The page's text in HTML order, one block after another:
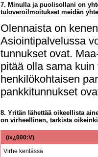
7. Minulla ja puolisollani on
tuloveroilmoitukset meidän
Olennaista on
Asiointipalvelussa
tunnukset ovat.
pitää olla sama
henkilökohtaisen
pankkitunnukset
8. Yritän lähettää oikeellista
on virheellinen, tarkista
(ï»¿000:V)
Virhe kentässä